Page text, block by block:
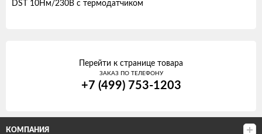
Перейти к странице товара
ЗАКАЗ ПО ТЕЛЕФОНУ
+7 (499) 753-1203
КОМПАНИЯ